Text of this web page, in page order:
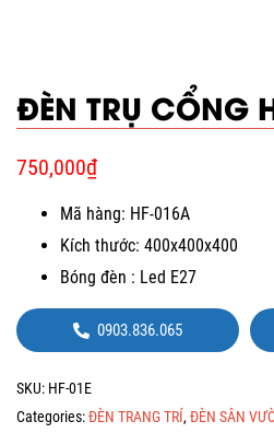
ĐÈN TRỤ CỔNG
750,000₫
Mã hàng: HF-016A
Kích thước: 400x400x400
Bóng đèn : Led E27
0903.836.065
SKU: HF-01E
Categories:ĐÈN TRANG TRÍ, ĐÈN SÂN